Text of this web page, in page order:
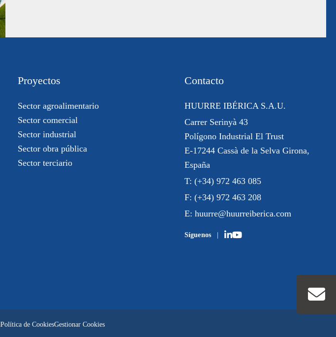
Proyectos
Sector agroalimentario
Sector comercial
Sector industrial
Sector obra pública
Sector terciario
Contacto
HUURRE IBÉRICA S.A.U.
Carrer Serinyà 43
Polígono Industrial El Trust
E-17244 Cassà de la Selva Girona,
España
T: (+34) 972 463 085
F: (+34) 972 463 208
E: huurre@huurreiberica.com
Síguenos
Política de CookiesGestionar Cookies